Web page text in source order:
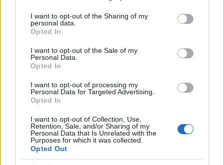
I want to opt-out of the Sharing of my
personal data.
Opted In
I want to opt-out of the Sale of my
Personal Data.
Opted In
I want to opt-out of processing my
Personal Data for Targeted Advertising.
Opted In
I want to opt-out of Collection, Use,
Retention, Sale, and/or Sharing of my
Personal Data that Is Unrelated with the
Purposes for which it was collected.
Opted Out
#real madrid #sergio ramos